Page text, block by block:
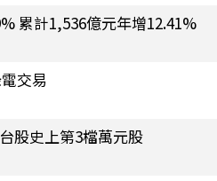
累計1,536億元年增12.41%
交易
股史上第3檔萬元股